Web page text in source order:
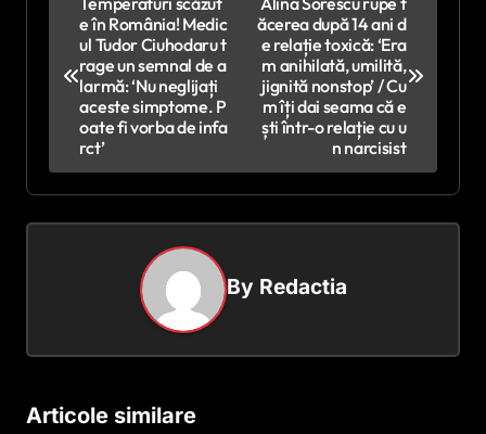
a
a
t
e în România! Medic
ul Tudor Ciuhodaru t
rage un semnal de a
larmă: ‘Nu neglijați
aceste simptome. P
oate fi vorba de infa
rct’
ăcerea după 14 ani d
e relație toxică: ‘Era
m anihilată, umilită,
jignită nonstop’ / Cu
m îți dai seama că e
ști într-o relație cu u
n narcisist
By Redactia
Articole similare